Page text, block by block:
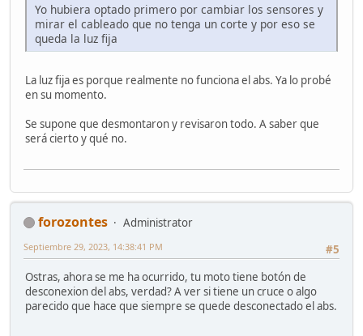
Yo hubiera optado primero por cambiar los sensores y
mirar el cableado que no tenga un corte y por eso se
queda la luz fija
La luz fija es porque realmente no funciona el abs. Ya lo probé
en su momento.
Se supone que desmontaron y revisaron todo. A saber que
será cierto y qué no.
forozontes
Administrator
#5
Septiembre 29, 2023, 14:38:41 PM
Ostras, ahora se me ha ocurrido, tu moto tiene botón de
desconexion del abs, verdad? A ver si tiene un cruce o algo
parecido que hace que siempre se quede desconectado el abs.